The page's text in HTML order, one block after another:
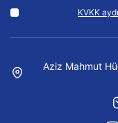
KVKK
Aziz Mahmut